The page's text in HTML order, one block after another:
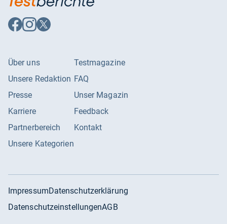
Auf
Facebook
Auf
Instagram
Auf
X
Über uns
Unsere Redaktion
Presse
Karriere
Partnerbereich
Unsere Kategorien
Testmagazine
FAQ
Unser Magazin
Feedback
Kontakt
ImpressumDatenschutzerklärung
DatenschutzeinstellungenAGB